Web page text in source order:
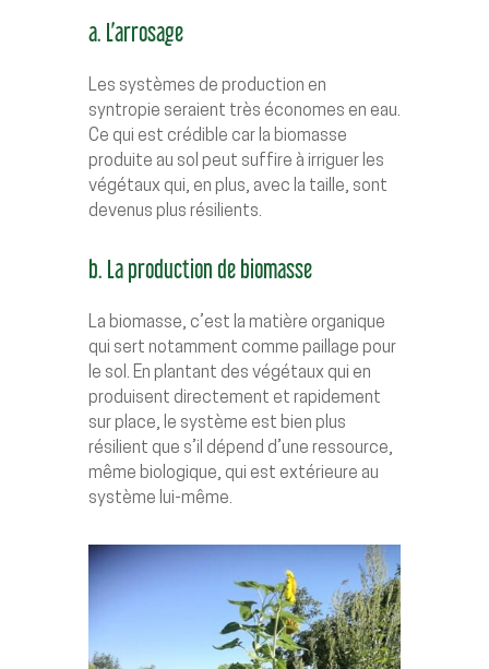
a. L’arrosage
Les systèmes de production en
syntropie seraient très économes en eau.
Ce qui est crédible car la biomasse
produite au sol peut suffire à irriguer les
végétaux qui, en plus, avec la taille, sont
devenus plus résilients.
b. La production de biomasse
La biomasse, c’est la matière organique
qui sert notamment comme paillage pour
le sol. En plantant des végétaux qui en
produisent directement et rapidement
sur place, le système est bien plus
résilient que s’il dépend d’une ressource,
même biologique, qui est extérieure au
système lui-même.